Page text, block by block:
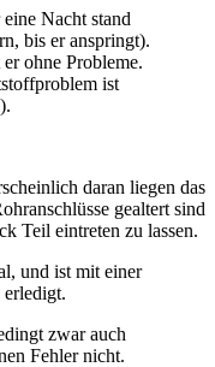
Nacht stand
bis er anspringt).
ohne Probleme.
ist
daran liegen das
gealtert sind
Teil eintreten zu lassen.
und ist mit einer
erledigt.
zwar auch
Fehler nicht.